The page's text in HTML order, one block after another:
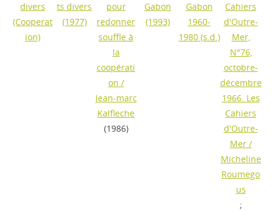
divers
(Cooperat
ion)
ts divers
(1977)
pour
redonner
souffle à
la
coopérati
on /
Jean-marc
Kalfleche
(1986)
Gabon
(1993)
Gabon
1960-
1980(s.d.)
Cahiers
d'Outre-
Mer,
N°76,
octobre-
décembre
1966. Les
Cahiers
d'Outre-
Mer/
Micheline
Roumego
us
;